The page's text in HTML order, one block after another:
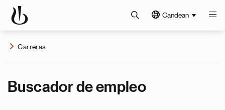
Candean
Carreras
Buscador de empleo